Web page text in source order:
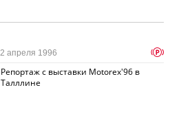
Репортаж с выставки Motorex'96 в
Талллине
2 апреля 1996 p